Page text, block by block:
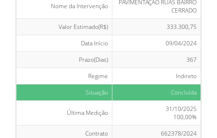
Nome da Intervenção
PAVIMENTAÇÃO RUAS BAIRRO
CERRADO
Valor Estimado(R$)
333.300,75
Data Início
09/04/2024
Prazo(Dias)
367
Regime
Indireto
Situação
Concluída
Última Medição
31/10/2025
100,00%
Contrato
662378/2024